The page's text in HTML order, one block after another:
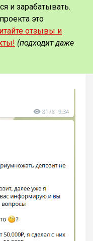
и зарабатывать.
это
отзывы и
(подходит даже